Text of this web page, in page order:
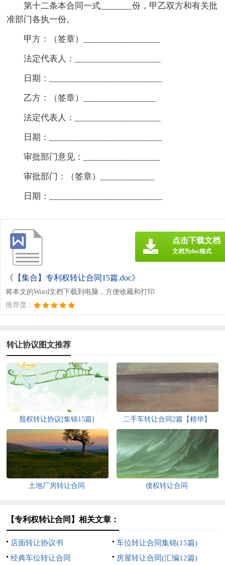
第十二条本合同一式_______份，甲乙双方和有关批
准部门各执一份。
甲方：（签章）_________________
法定代表人：___________________
日期：_________________________
乙方：（签章）________________
法定代表人：___________________
日期：_________________________
审批部门意见：_________________
审批部门：（签章）____________
日期：_________________________
《【集合】专利权转让合同15篇.doc》
将本文的Word文档下载到电脑，方便收藏和打印
推荐度：
点击下载文档
文档为doc格式
转让协议图文推荐
股权转让协议[集锦15篇] 二手车转让合同2篇【精华】
土地厂房转让合同 债权转让合同
【专利权转让合同】相关文章：
店面转让协议书
车位转让合同集锦(15篇)
经典车位转让合同
房屋转让合同(汇编12篇)